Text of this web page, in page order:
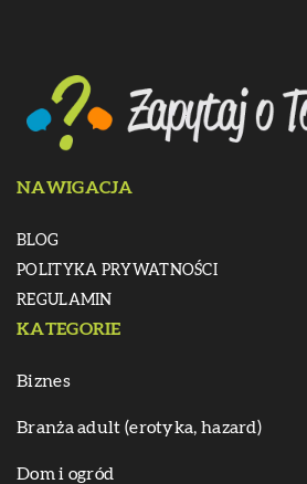
NAWIGACJA
BLOG
POLITYKA PRYWATNOŚCI
REGULAMIN
KATEGORIE
Biznes
Branża adult (erotyka, hazard)
Dom i ogród